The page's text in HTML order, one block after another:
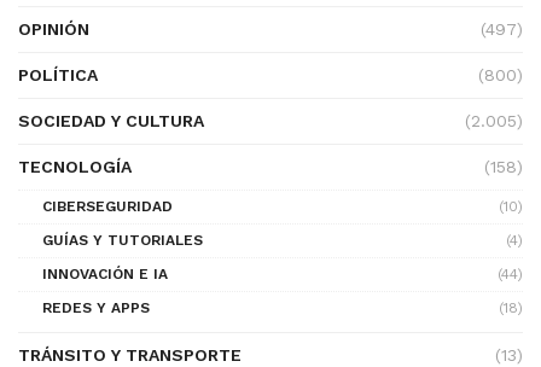
OPINIÓN (497)
POLÍTICA (800)
SOCIEDAD Y CULTURA (2.005)
TECNOLOGÍA (158)
CIBERSEGURIDAD
(10)
GUÍAS Y TUTORIALES
(4)
INNOVACIÓN E IA
(44)
REDES Y APPS
(18)
TRÁNSITO Y TRANSPORTE (13)